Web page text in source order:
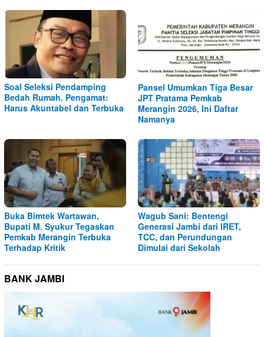
Soal Seleksi Pendamping
Bedah Rumah. Pengamat:
Harus Akuntabel dan Terbuka
Pansel Umumkan Tiga Besar
JPT Pratama Pemkab
Merangin 2026, Ini Daftar
Namanya
Buka Bimtek Wartawan,
Bupati M. Syukur Tegaskan
Pemkab Merangin Terbuka
Terhadap Kritik
Wagub Sani: Bentengi
Generasi Jambi dari IRET,
TCC, dan Perundungan
Dimulai dari Sekolah
BANK JAMBI